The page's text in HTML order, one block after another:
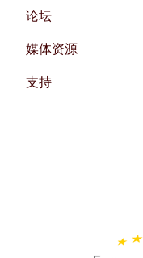
论坛
媒体资源
支持